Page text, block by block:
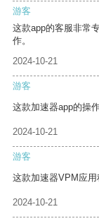
游客
这款app的客服非常
作。
2024-10-21
游客
这款加速器app的操
2024-10-21
游客
这款加速器VPM应用
2024-10-21